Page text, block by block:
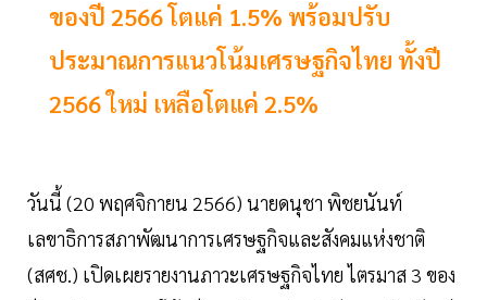
ของปี 2566 โตแค่ 1.5% พร้อมปรับ
ประมาณการแนวโน้มเศรษฐกิจไทย ทั้งปี
2566 ใหม่ เหลือโตแค่ 2.5%
วันนี้ (20 พฤศจิกายน 2566) นายดนุชา พิชยนันท์
เลขาธิการสภาพัฒนาการเศรษฐกิจและสังคมแห่งชาติ
(สศช.) เปิดเผยรายงานภาวะเศรษฐกิจไทย ไตรมาส 3 ของ